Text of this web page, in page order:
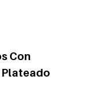
Con